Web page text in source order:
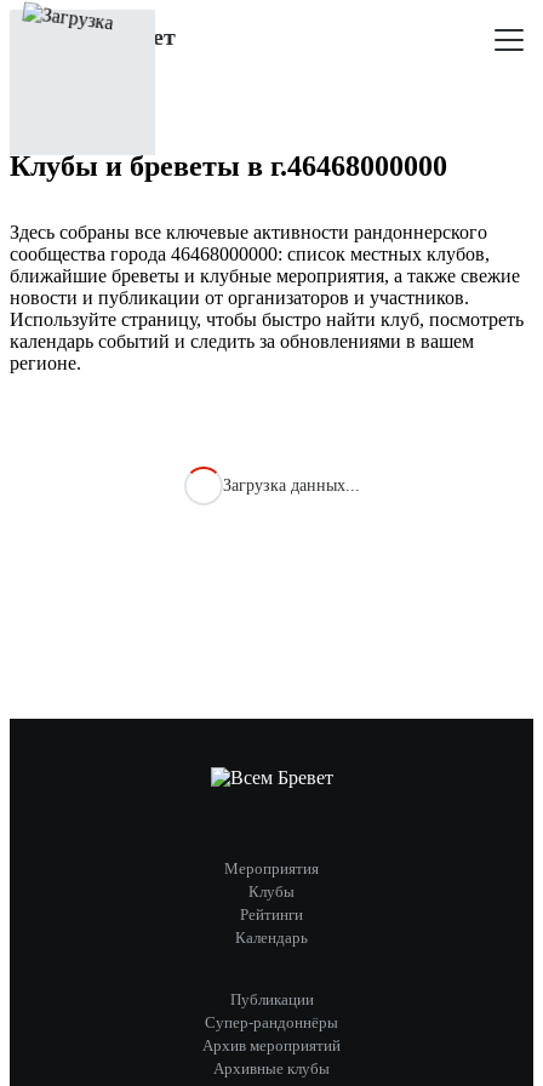
Клубы и бреветы в г.46468000000
Здесь собраны все ключевые активности рандоннерского
сообщества города 46468000000: список местных клубов,
ближайшие бреветы и клубные мероприятия, а также свежие
новости и публикации от организаторов и участников.
Используйте страницу, чтобы быстро найти клуб, посмотреть
календарь событий и следить за обновлениями в вашем
регионе.
Загрузка данных...
Мероприятия
Клубы
Рейтинги
Календарь
Публикации
Супер-рандоннёры
Архив мероприятий
Архивные клубы